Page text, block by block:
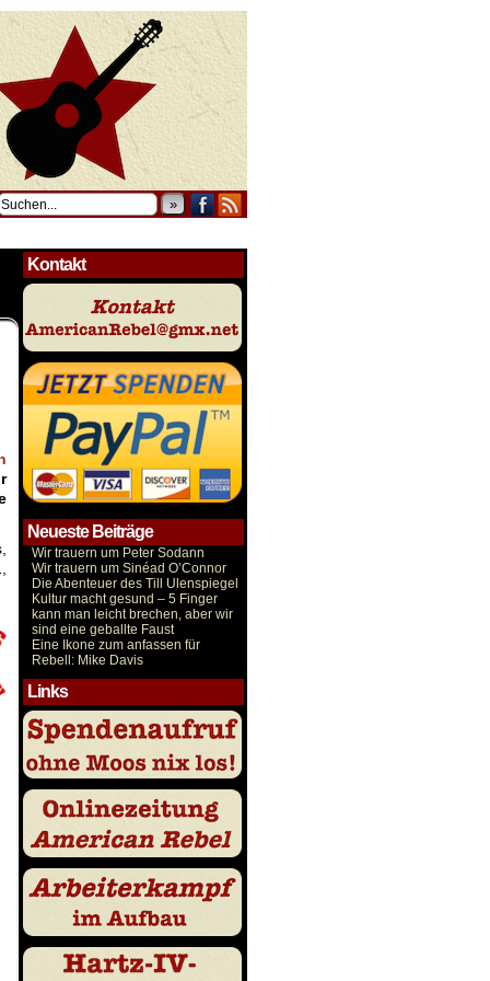
»
Kontakt
Neueste Beiträge
Wir trauern um Peter Sodann
Wir trauern um Sinéad O’Connor
Die Abenteuer des Till Ulenspiegel
Kultur macht gesund – 5 Finger
kann man leicht brechen, aber wir
sind eine geballte Faust
Eine Ikone zum anfassen für
Rebell: Mike Davis
Links